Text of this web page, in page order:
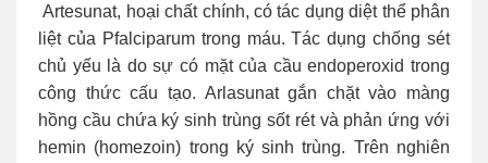
Artesunat, hoại chất chính, có tác dụng diệt thể phân
liệt của Pfalciparum trong máu. Tác dụng chống sét
chủ yếu là do sự có mặt của cầu endoperoxid trong
công thức cấu tạo. Arlasunat gắn chặt vào màng
hồng cầu chứa ký sinh trùng sốt rét và phản ứng với
hemin (homezoin) trong ký sinh trùng. Trên nghiên